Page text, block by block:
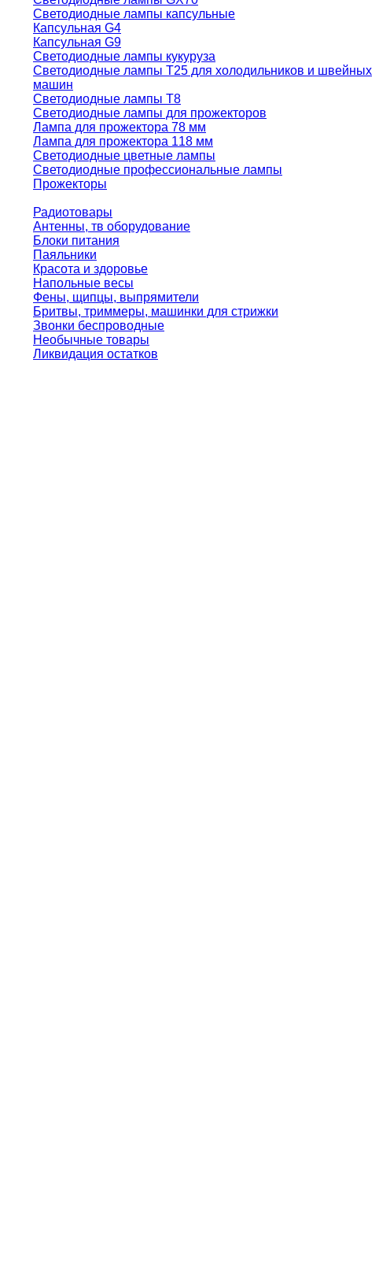
Светодиодные лампы капсульные
Капсульная G4
Капсульная G9
Светодиодные лампы кукуруза
Светодиодные лампы T25 для холодильников и швейных
машин
Светодиодные лампы T8
Светодиодные лампы для прожекторов
Лампа для прожектора 78 мм
Лампа для прожектора 118 мм
Светодиодные цветные лампы
Светодиодные профессиональные лампы
Прожекторы
Радиотовары
Антенны, тв оборудование
Блоки питания
Паяльники
Красота и здоровье
Напольные весы
Фены, щипцы, выпрямители
Бритвы, триммеры, машинки для стрижки
Звонки беспроводные
Необычные товары
Ликвидация остатков